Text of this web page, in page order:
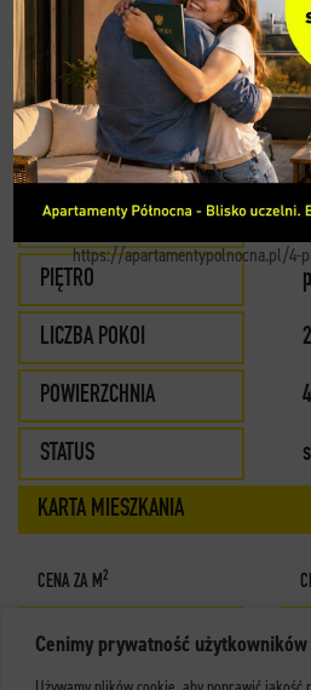
Cenimy prywatność użytkowników
GALERIA
WIDOK 360
KONTAKT
MIESZKANIE
BUDYNEK
PIĘTRO
LICZBA POKOI
POWIERZCHNIA
STATUS
KARTA MIESZKANIA
CENA ZA M2
https://apartamentypolnocna.pl/4-